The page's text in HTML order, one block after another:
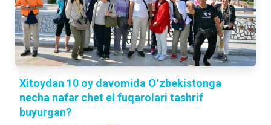
Xitoydan 10 oy davomida Oʻzbekistonga
necha nafar chet el fuqarolari tashrif
buyurgan?